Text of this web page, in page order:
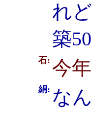
れ
築
石: 今
絹: な